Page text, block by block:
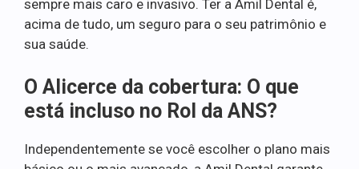
sempre mais caro e invasivo. Ter a Amil Dental é,
acima de tudo, um seguro para o seu patrimônio e
sua saúde.
O Alicerce da cobertura: O que
está incluso no Rol da ANS?
Independentemente se você escolher o plano mais